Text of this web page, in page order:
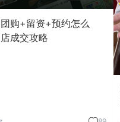
购+留资+预约怎么
成交攻略